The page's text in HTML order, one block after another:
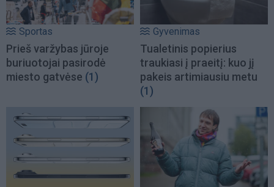
Sportas
Prieš varžybas jūroje
buriuotojai pasirodė
miesto gatvėse (1)
Gyvenimas
Tualetinis popierius
traukiasi į praeitį: kuo jį
pakeis artimiausiu metu
(1)